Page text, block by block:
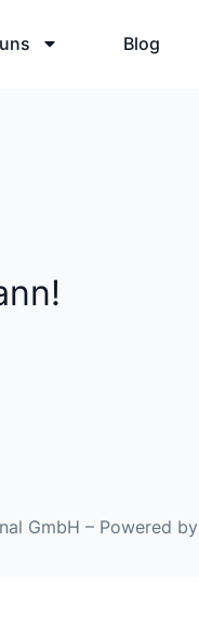
Blog
GmbH – Powered by